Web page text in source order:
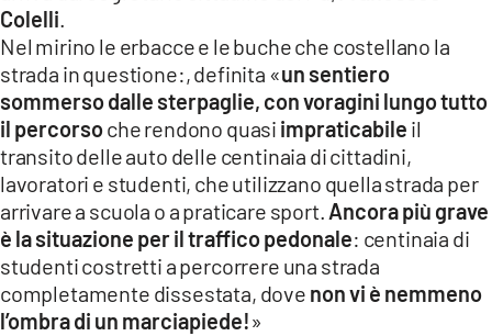
App
ANDROID
APPLE
Colelli.
Nel mirino le erbacce e le buche che costellano la
strada in questione:, definita «un sentiero
sommerso dalle sterpaglie, con voragini lungo tutto
il percorsoche rendono quasi impraticabile il
transito delle auto delle centinaia di cittadini,
lavoratori e studenti, che utilizzano quella strada per
arrivare a scuola o a praticare sport. Ancora più grave
è la situazione per il traffico pedonale: centinaia di
studenti costretti a percorrere una strada
completamente dissestata, dove non vi è nemmeno
l’ombra di un marciapiede!»